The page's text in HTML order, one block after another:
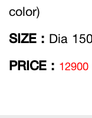
color)
SIZE : Dia
PRICE :